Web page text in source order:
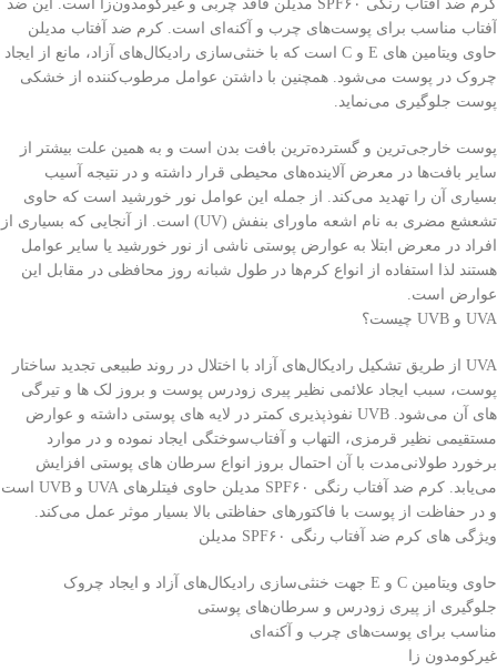
کرم ضد آفتاب رنگی SPF۶۰ مدیلن فاقد چربی و غیر‌کومدون‌زا است. این ضد
آفتاب مناسب برای پوست‌های چرب و آکنه‌ای است. کرم ضد آفتاب مدیلن
حاوی ویتامین های E و C است که با خنثی‌سازی رادیکال‌های آزاد، مانع از ایجاد
چروک در پوست می‌شود. همچنین با داشتن عوامل مرطوب‌کننده از خشکی
پوست جلوگیری می‌نماید.
پوست خارجی‌ترین و گسترده‌ترین بافت بدن است و به همین علت بیشتر از
سایر بافت‌ها در معرض آلاینده‌های محیطی قرار داشته و در نتیجه آسیب
بسیاری آن را تهدید می‌کند. از جمله این عوامل نور خورشید است که حاوی
تشعشع مضری به نام اشعه ماورای بنفش (UV) است. از آنجایی که بسیاری از
افراد در معرض ابتلا به عوارض پوستی ناشی از نور خورشید یا سایر عوامل
هستند لذا استفاده از انواع کرم‌ها در طول شبانه روز محافظی در مقابل این
عوارض است.
UVA و UVB چیست؟
UVA از طریق تشکیل رادیکال‌های آزاد با اختلال در روند طبیعی تجدید ساختار
پوست، سبب ایجاد علائمی نظیر پیری زودرس پوست و بروز لک ها و تیرگی
های آن می‌شود. UVB نفوذپذیری کمتر در لایه های پوستی داشته و عوارض
مستقیمی نظیر قرمزی، التهاب و آفتاب‌سوختگی ایجاد نموده و در موارد
برخورد طولانی‌مدت با آن احتمال بروز انواع سرطان های پوستی افزایش
می‌یابد. کرم ضد آفتاب رنگی SPF۶۰ مدیلن حاوی فیتلرهای UVA و UVB است
و در حفاظت از پوست با فاکتورهای حفاظتی بالا بسیار موثر عمل می‌کند.
ویژگی های کرم ضد آفتاب رنگی SPF۶۰ مدیلن
حاوی ویتامین C و E جهت خنثی‌سازی رادیکال‌های آزاد و ایجاد چروک
جلوگیری از پیری زودرس و سرطان‌های پوستی
مناسب برای پوست‌های چرب و آکنه‌ای
غیرکومدون زا